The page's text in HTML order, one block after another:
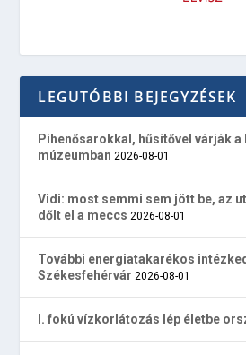
LEGUTÓBBI BEJEGYZÉSEK
Pihenősarokkal, hűsítővel várják
múzeumban 2026-08-01
Vidi: most semmi sem jött be, az
dőlt el a meccs 2026-08-01
További energiatakarékos
Székesfehérvár 2026-08-01
I. fokú vízkorlátozás lép életbe